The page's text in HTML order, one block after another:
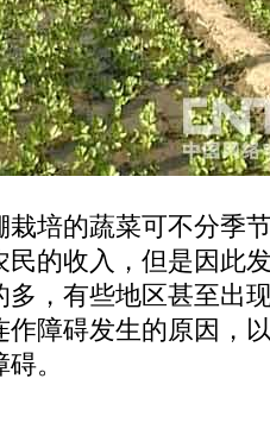
培的蔬菜可不分季
的收入，但是因此
多，有些地区甚至出
障碍发生的原因，
。